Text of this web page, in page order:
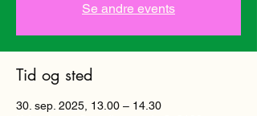
Se andre events
Tid og sted
30. sep. 2025, 13.00 – 14.30